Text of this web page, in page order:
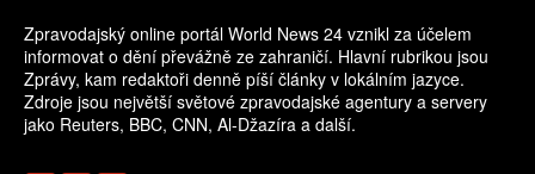
Zpravodajský online portál World News 24 vznikl za účelem
informovat o dění převážně ze zahraničí. Hlavní rubrikou jsou
Zprávy, kam redaktoři denně píší články v lokálním jazyce.
Zdroje jsou největší světové zpravodajské agentury a servery
jako Reuters, BBC, CNN, Al-Džazíra a další.